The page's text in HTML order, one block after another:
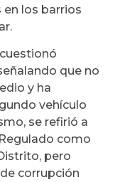
los barrios
que no
y ha
vehículo
se refirió a
como
pero
corrupción